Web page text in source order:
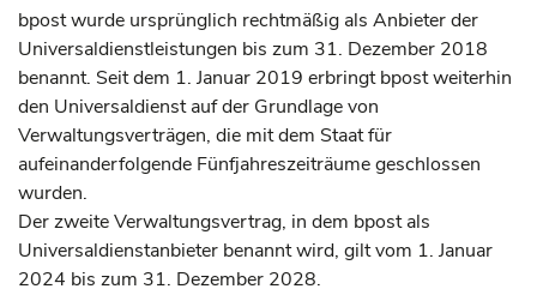
bpost wurde ursprünglich rechtmäßig als Anbieter der
Universaldienstleistungen bis zum 31. Dezember 2018
benannt. Seit dem 1. Januar 2019 erbringt bpost weiterhin
den Universaldienst auf der Grundlage von
Verwaltungsverträgen, die mit dem Staat für
aufeinanderfolgende Fünfjahreszeiträume geschlossen
wurden.
Der zweite Verwaltungsvertrag, in dem bpost als
Universaldienstanbieter benannt wird, gilt vom 1. Januar
2024 bis zum 31. Dezember 2028.